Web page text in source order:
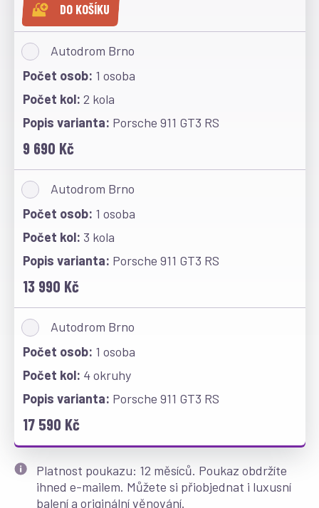
DO KOŠÍKU
Autodrom Brno
1 osoba
2 kola
Porsche 911 GT3 RS
9 690 Kč
Autodrom Brno
1 osoba
3 kola
Porsche 911 GT3 RS
13 990 Kč
Autodrom Brno
1 osoba
4 okruhy
Porsche 911 GT3 RS
17 590 Kč
Platnost poukazu: 12 měsíců. Poukaz obdržíte
ihned e-mailem. Můžete si přiobjednat i luxusní
balení a originální věnování.